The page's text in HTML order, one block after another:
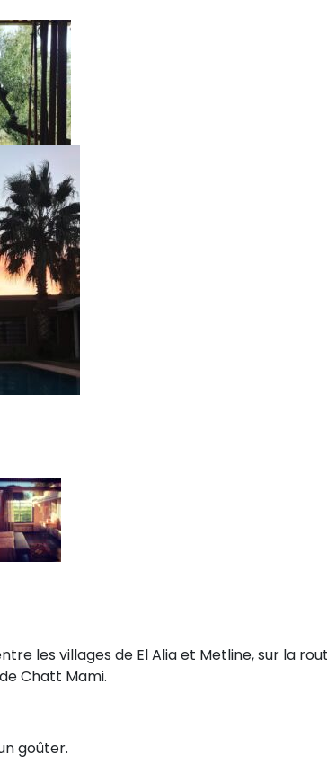
les villages de El Alia et Metline, sur la
Chatt Mami.
goûter.